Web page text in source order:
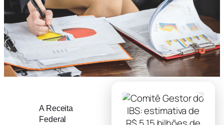
A Receita
Federal